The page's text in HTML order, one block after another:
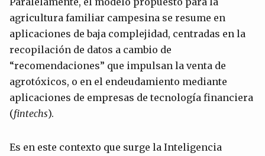
agricultura familiar campesina se resume en
aplicaciones de baja complejidad, centradas en la
recopilación de datos a cambio de
“recomendaciones” que impulsan la venta de
agrotóxicos, o en el endeudamiento mediante
aplicaciones de empresas de tecnología financiera
(fintechs).
Es en este contexto que surge la Inteligencia